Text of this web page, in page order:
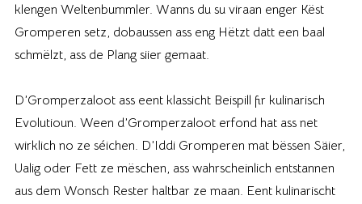
klengen Weltenbummler. Wanns du su viraan enger Këst
Gromperen setz, dobaussen ass eng Hëtzt datt een baal
schmëlzt, ass de Plang siier gemaat.
D’Gromperzaloot ass eent klassicht Beispill fir kulinarisch
Evolutioun. Ween d’Gromperzaloot erfond hat ass net
wirklich no ze séichen. D’Iddi Gromperen mat bëssen Säier,
Ualig oder Fett ze mëschen, ass wahrscheinlich entstannen
aus dem Wonsch Rester haltbar ze maan. Eent kulinarischt